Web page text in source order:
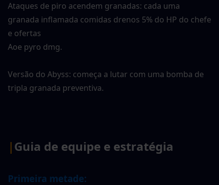
Ataques de piro acendem granadas: cada uma
granada inflamada comidas drenos 5% do HP do chefe
e ofertas
Aoe pyro dmg.
Versão do Abyss: começa a lutar com uma bomba de
tripla granada preventiva.
|Guia de equipe e estratégia
Primeira metade: